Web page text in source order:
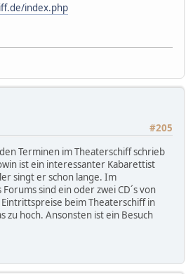
index.php
#205
Terminen im Theaterschiff schrieb
ist ein interessanter Kabarettist
singt er schon lange. Im
sind ein oder zwei CD´s von
beim Theaterschiff in
zu hoch. Ansonsten ist ein Besuch